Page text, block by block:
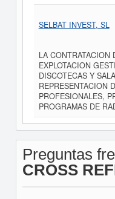
SELBAT INVEST, SL
LA CONTRATACION
EXPLOTACION
DISCOTECAS Y
REPRESENTACION
PROFESIONALES,
PROGRAMAS DE
Preguntas
CROSS